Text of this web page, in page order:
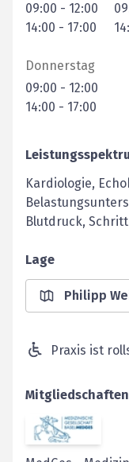
09:00 - 12:00
14:00 - 17:00
Donnerstag
09:00 - 12:00
14:00 - 17:00
Kardiologie,
Blutdruck,
Lage
Philipp
Praxis ist
Mitgliedschaften